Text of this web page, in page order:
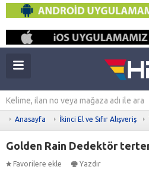
Anasayfa İkinci El ve Sıfır Alışveriş
Golden Rain Dedektör
Favorilere ekle Yazdır